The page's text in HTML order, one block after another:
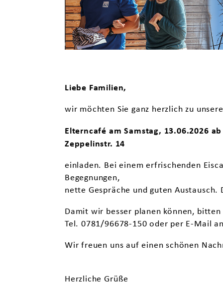
Liebe Familien,
wir möchten Sie ganz herzlich zu
Elterncafé am Samstag, 13.06.2026
Zeppelinstr. 14
einladen. Bei einem erfrischenden
Begegnungen,
nette Gespräche und guten
Damit wir besser planen können,
Tel. 0781/96678-150 oder per E-Mail
Wir freuen uns auf einen schönen
Herzliche Grüße